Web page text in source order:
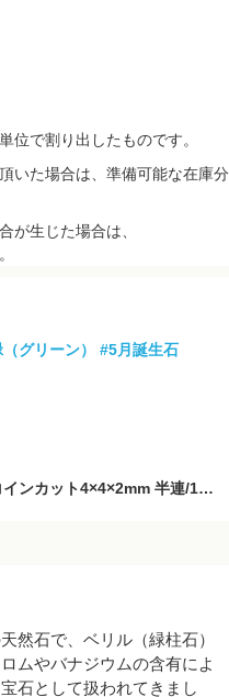
位で割り出したものです。
いた場合は、準備可能な在庫分
が生じた場合は、
グリーン）
#5月誕生石
半連/1連(約36cm)【素晴らしい輝き】
然石で、ベリル（緑柱石）
ムやバナジウムの含有によ
石として扱われてきまし